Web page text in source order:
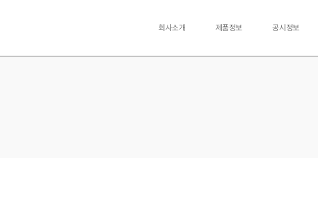
회사소개 제품정보 공시정보